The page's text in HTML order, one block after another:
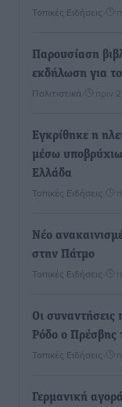
Τοπικές Ειδήσεις
Παρουσίαση
εκδήλωση για
Πολιτιστικά πριν 2
Εγκρίθηκε η
μέσω
Ελλάδα
Τοπικές Ειδήσεις
Νέο
στην Πάτμο
Τοπικές Ειδήσεις
Οι συναντήσεις
Ρόδο ο Πρέσβης
Τοπικές Ειδήσεις
Γερμανική